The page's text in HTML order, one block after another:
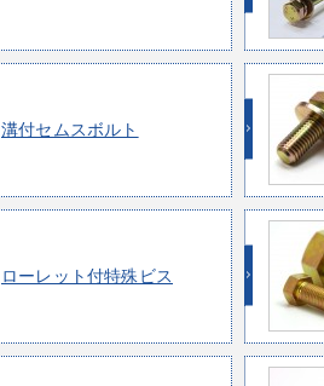
溝付セムスボルト
ローレット付特殊ビス